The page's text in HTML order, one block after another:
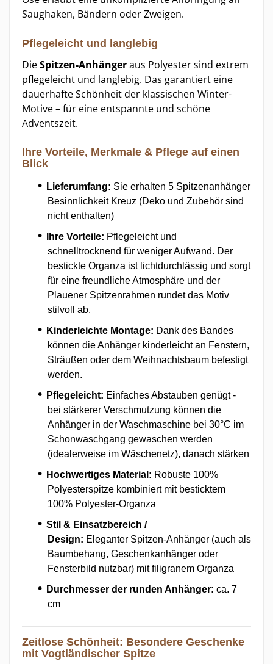
Saughaken, Bändern oder Zweigen.
Pflegeleicht und langlebig
DieSpitzen-Anhängeraus Polyester sind extrem
pflegeleicht und langlebig. Das garantiert eine
dauerhafte Schönheit der klassischen Winter-
Motive – für eine entspannte und schöne
Adventszeit.
Ihre Vorteile, Merkmale & Pflege auf einen
Blick
Lieferumfang: Sie erhalten 5 Spitzenanhänger
Besinnlichkeit Kreuz (Deko und Zubehör sind
nicht enthalten)
Ihre Vorteile: Pflegeleicht und
schnelltrocknend für weniger Aufwand. Der
bestickte Organza ist lichtdurchlässig und sorgt
für eine freundliche Atmosphäre und der
Plauener Spitzenrahmen rundet das Motiv
stilvoll ab.
Kinderleichte Montage: Dank des Bandes
können die Anhänger kinderleicht an Fenstern,
Sträußen oder dem Weihnachtsbaum befestigt
werden.
Pflegeleicht: Einfaches Abstauben genügt -
bei stärkerer Verschmutzung können die
Anhänger in der Waschmaschine bei 30°C im
Schonwaschgang gewaschen werden
(idealerweise im Wäschenetz), danach stärken
Hochwertiges Material: Robuste 100%
Polyesterspitze kombiniert mit besticktem
100% Polyester-Organza
Stil & Einsatzbereich /
Design: Eleganter Spitzen-Anhänger (auch als
Baumbehang, Geschenkanhänger oder
Fensterbild nutzbar) mit filigranem Organza
Durchmesser der runden Anhänger: ca. 7
cm
Zeitlose Schönheit: Besondere Geschenke
mit Vogtländischer Spitze